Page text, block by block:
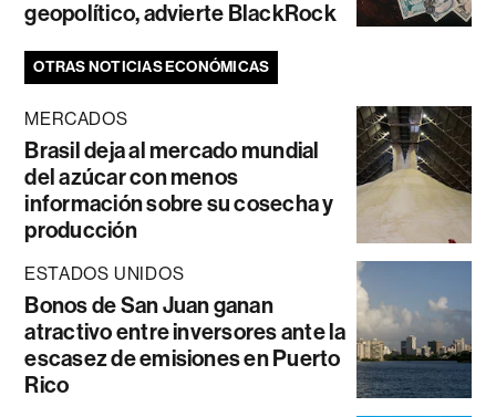
geopolítico, advierte BlackRock
OTRAS NOTICIAS ECONÓMICAS
MERCADOS
Brasil deja al mercado mundial
del azúcar con menos
información sobre su cosecha y
producción
ESTADOS UNIDOS
Bonos de San Juan ganan
atractivo entre inversores ante la
escasez de emisiones en Puerto
Rico